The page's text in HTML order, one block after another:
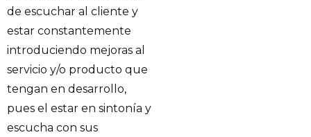
de escuchar al cliente y
estar constantemente
introduciendo mejoras al
servicio y/o producto que
tengan en desarrollo,
pues el estar en sintonía y
escucha con sus